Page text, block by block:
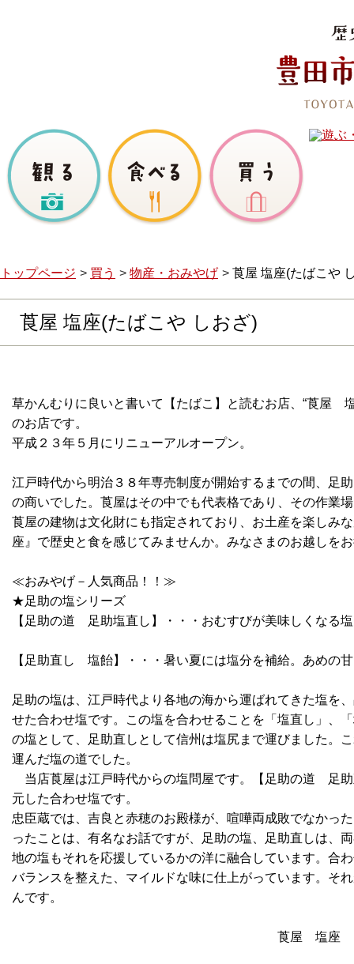
トップページ 買う 物産・おみやげ 莨屋 塩座(たばこや
莨屋 塩座(たばこや しおざ)
草かんむりに良いと書いて【たばこ】と読むお店、“莨屋
のお店です。
平成２３年５月にリニューアルオープン。
江戸時代から明治３８年専売制度が開始するまでの間、足
の商いでした。莨屋はその中でも代表格であり、その作業
莨屋の建物は文化財にも指定されており、お土産を楽しみ
座』で歴史と食を感じてみませんか。みなさまのお越しを
≪おみやげ－人気商品！！≫
★足助の塩シリーズ
【足助の道 足助塩直し】・・・おむすびが美味しくなる
【足助直し 塩飴】・・・暑い夏には塩分を補給。あめの
足助の塩は、江戸時代より各地の海から運ばれてきた塩を
せた合わせ塩です。この塩を合わせることを「塩直し」、
の塩として、足助直しとして信州は塩尻まで運びました。
運んだ塩の道でした。
当店莨屋は江戸時代からの塩問屋です。【足助の道 足
元した合わせ塩です。
忠臣蔵では、吉良と赤穂のお殿様が、喧嘩両成敗でなかっ
ったことは、有名なお話ですが、足助の塩、足助直しは、
地の塩もそれを応援しているかの洋に融合しています。合
バランスを整えた、マイルドな味に仕上がっています。そ
んです。
莨屋 塩座 ９代